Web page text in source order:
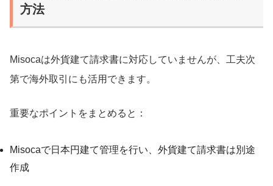
方法
Misocaは外貨建て請求書に対応していませんが、工夫次
第で海外取引にも活用できます。
重要なポイントをまとめると：
Misocaで日本円建て管理を行い、外貨建て請求書は別途
作成